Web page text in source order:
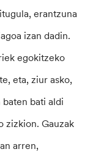
erantzuna
izan dadin.
egokitzeko
eta, ziur asko,
bati aldi
zizkion. Gauzak
arren,